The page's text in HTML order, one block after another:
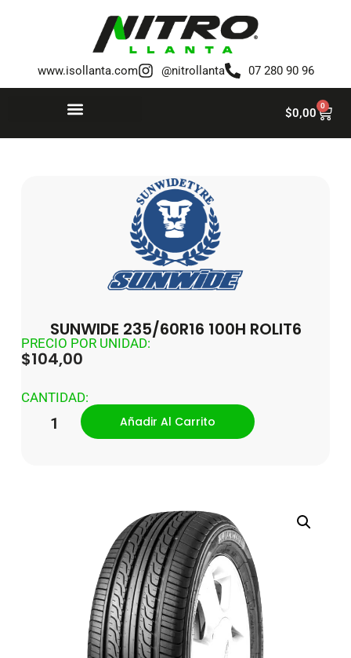
www.isollanta.com @nitrollanta 07 280 90 96
$0,00 0
SUNWIDE 235/60R16 100H ROLIT6
PRECIO POR UNIDAD:
$104,00
CANTIDAD:
Añadir Al Carrito